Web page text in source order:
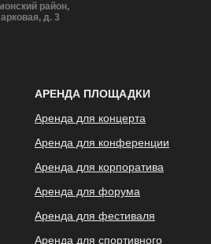
район,
д. 3
АРЕНДА ПЛОЩАДКИ
Аренда для концерта
Аренда для конференции
Аренда для корпоратива
Аренда для форума
Аренда для фестиваля
Аренда для спортивного